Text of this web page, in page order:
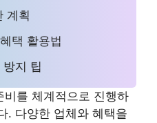
계획
택 활용법
지 팁
비를 체계적으로 진행하
. 다양한 업체와 혜택을